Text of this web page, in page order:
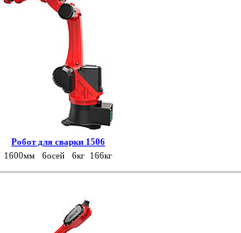
Робот для сварки 1506
1600мм 6осей 6кг 166кг